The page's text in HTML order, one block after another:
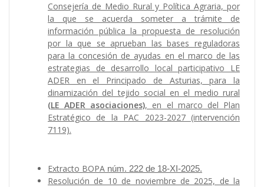
Consejería de Medio Rural y Política Agraria, por
la que se acuerda someter a trámite de
información pública la propuesta de resolución
por la que se aprueban las bases reguladoras
para la concesión de ayudas en el marco de las
estrategias de desarrollo local participativo LE
ADER en el Principado de Asturias, para la
dinamización del tejido social en el medio rural
(LE ADER asociaciones), en el marco del Plan
Estratégico de la PAC 2023-2027 (intervención
7119).
Extracto BOPA núm. 222 de 18-XI-2025.
Resolución de 10 de noviembre de 2025, de la